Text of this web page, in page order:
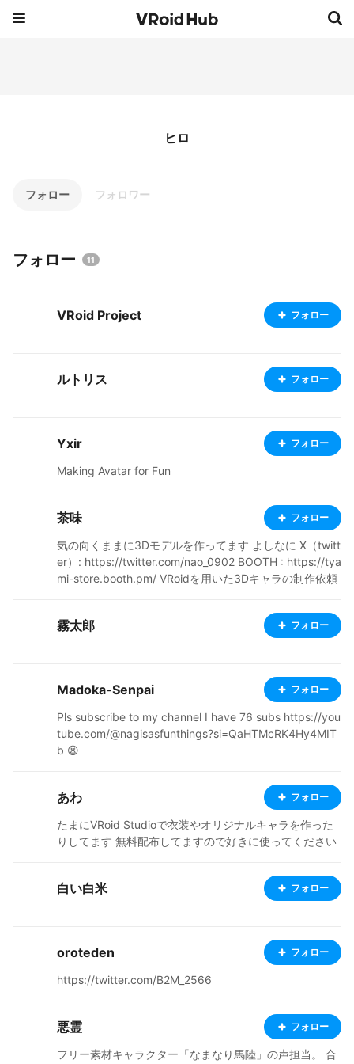
ヒロ
フォロー フォロワー
フォロー 11
VRoid Project フォロー
ルトリス フォロー
Yxir フォロー
Making Avatar for Fun
茶味 フォロー
気の向くままに3Dモデルを作ってます よしなに X（twitt
er）: https://twitter.com/nao_0902 BOOTH : https://tya
mi-store.booth.pm/ VRoidを用いた3Dキャラの制作依頼
ています。お気軽にどうぞ 注）twitterはしょうもない事
しか呟いてません
霧太郎 フォロー
Madoka-Senpai フォロー
Pls subscribe to my channel I have 76 subs https://you
tube.com/@nagisasfunthings?si=QaHTMcRK4Hy4MIT
b 😫
あわ フォロー
たまにVRoid Studioで衣装やオリジナルキャラを作った
りしてます 無料配布してますので好きに使ってください
白い白米 フォロー
oroteden フォロー
https://twitter.com/B2M_2566
悪霊 フォロー
フリー素材キャラクター「なまなり馬陸」の声担当。 合